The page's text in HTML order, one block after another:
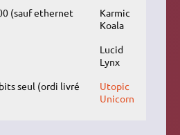
(sauf ethernet
Karmic
Koala
Lucid
Lynx
seul (ordi livré
Utopic
Unicorn